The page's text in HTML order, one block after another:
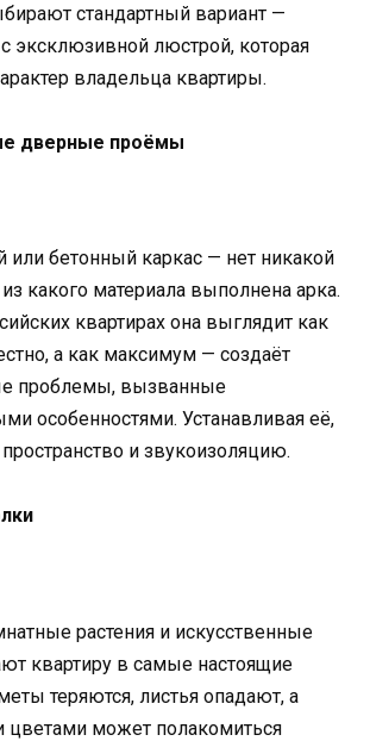
стандартный вариант —
эксклюзивной люстрой, которая
владельца квартиры.
дверные проёмы
или бетонный каркас — нет никакой
какого материала выполнена арка.
квартирах она выглядит как
а как максимум — создаёт
проблемы, вызванные
особенностями. Устанавливая её,
и звукоизоляцию.
растения и искусственные
квартиру в самые настоящие
теряются, листья опадают, а
цветами может полакомиться